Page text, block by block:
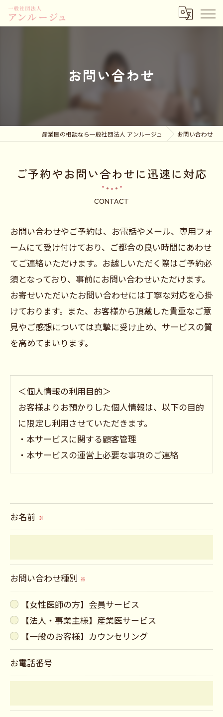
お問い合わせ
産業医の相談なら一般社団法人 アンルージュ お問い合わせ
ご予約やお問い合わせに迅速に対応
CONTACT
お問い合わせやご予約は、お電話やメール、専用フォ
ームにて受け付けており、ご都合の良い時間にあわせ
てご連絡いただけます。お越しいただく際はご予約必
須となっており、事前にお問い合わせいただけます。
お寄せいただいたお問い合わせには丁寧な対応を心掛
けております。また、お客様から頂戴した貴重なご意
見やご感想については真摯に受け止め、サービスの質
を高めてまいります。
＜個人情報の利用目的＞
お客様よりお預かりした個人情報は、以下の目的
に限定し利用させていただきます。
・本サービスに関する顧客管理
・本サービスの運営上必要な事項のご連絡
当社ではお客様の同意を得た場合または法令に定
められた場合を除き、
取得した個人情報を第三者に提供することはいた
＜個人情報の委託について＞
当社では、利用目的の達成に必要な範囲におい
て、個人情報を外部に委託する場合があります。
これらの委託先に対しては個人情報保護契約等の
措置をとり、適切な監督を行います。
＜個人情報の安全管理＞
適切に安全管理対策を実施します。
お名前 ※
お問い合わせ種別 ※
【女性医師の方】会員サービス
【法人・事業主様】産業医サービス
【一般のお客様】カウンセリング
お電話番号